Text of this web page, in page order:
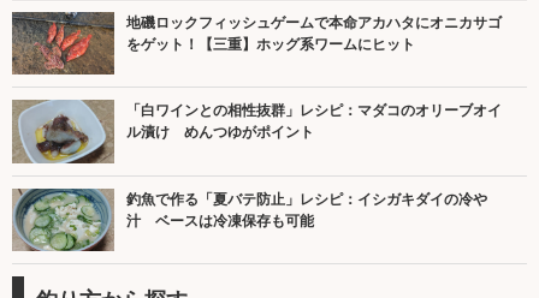
地磯ロックフィッシュゲームで本命アカハタにオニカサゴ
をゲット！【三重】ホッグ系ワームにヒット
「白ワインとの相性抜群」レシピ：マダコのオリーブオイ
ル漬け めんつゆがポイント
釣魚で作る「夏バテ防止」レシピ：イシガキダイの冷や
汁 ベースは冷凍保存も可能